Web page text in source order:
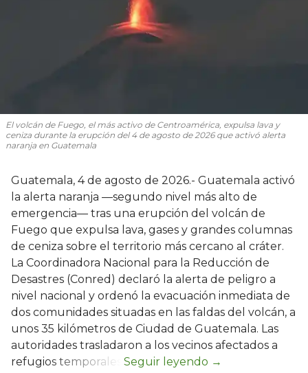
El volcán de Fuego, el más activo de Centroamérica, expulsa lava y
ceniza durante la erupción del 4 de agosto de 2026 que activó alerta
naranja en Guatemala
Guatemala, 4 de agosto de 2026.- Guatemala activó
la alerta naranja —segundo nivel más alto de
emergencia— tras una erupción del volcán de
Fuego que expulsa lava, gases y grandes columnas
de ceniza sobre el territorio más cercano al cráter.
La Coordinadora Nacional para la Reducción de
Desastres (Conred) declaró la alerta de peligro a
nivel nacional y ordenó la evacuación inmediata de
dos comunidades situadas en las faldas del volcán, a
unos 35 kilómetros de Ciudad de Guatemala. Las
autoridades trasladaron a los vecinos afectados a
refugios temporales.